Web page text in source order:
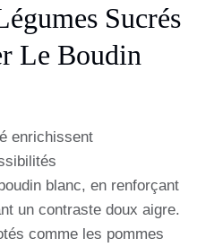
Sucrés
Le Boudin
enrichissent
blanc, en renforçant
un contraste doux aigre.
comme les pommes